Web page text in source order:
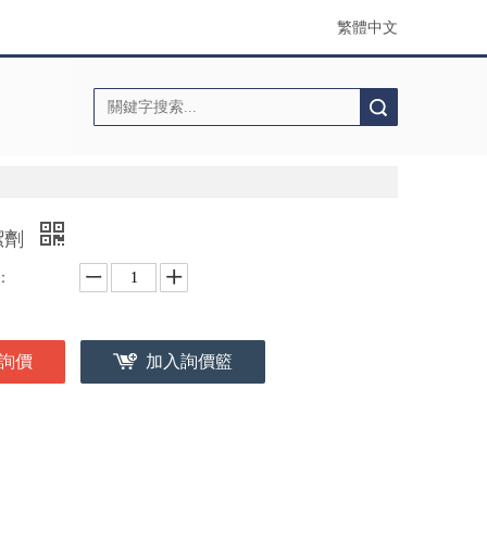
繁體中文
價 加入詢價籃